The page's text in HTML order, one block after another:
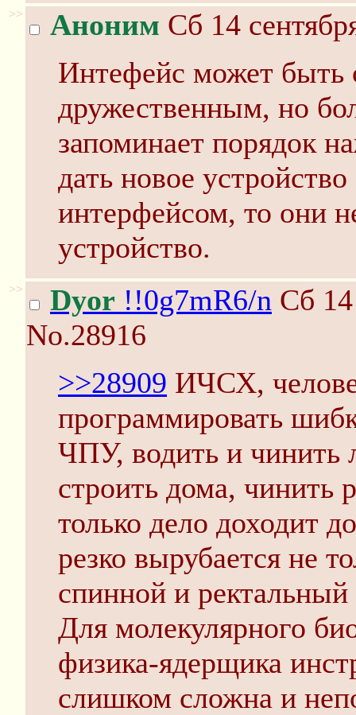
>> Аноним Сб 14
Интефейс может быть
дружественным, но
запоминает порядок
дать новое
интерфейсом, то они
устройство.
>> Dyor !!0g7mR6/n Сб
No.28916
>>28909 ИЧСХ,
программировать
ЧПУ, водить и чинить
строить дома, чинить
только дело доходит
резко вырубается не
спинной и ректальный
Для молекулярного
физика-ядерщика
слишком сложна и